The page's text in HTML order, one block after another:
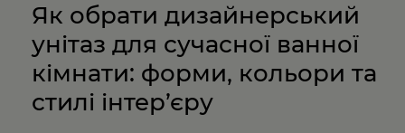
Як обрати дизайнерський
унітаз для сучасної ванної
кімнати: форми, кольори та
стилі інтер’єру